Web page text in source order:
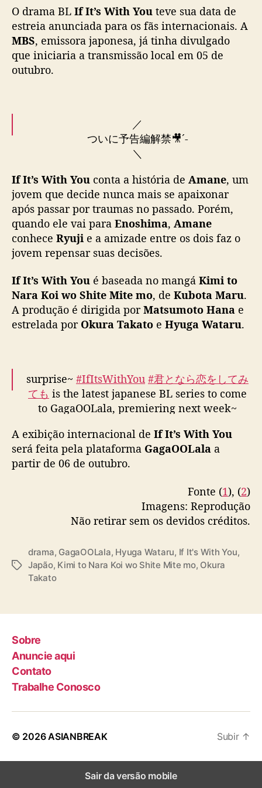
”
g
a
h
d
s
t
r
e
i
a
T
V
j
s
a
e
a
G
O
L
l
a
O drama BL If It’s With You teve sua data de
estreia anunciada para os fãs internacionais. A
MBS, emissora japonesa, já tinha divulgado
que iniciaria a transmissão local em 05 de
outubro.
／
ついに予告編解禁🎥´-
＼
なら恋の世界観が凝縮された
予告編をお届け🍃
江の島を舞台に爽やかで
まばゆく甘酸っぱい物語をお楽しみに✨
#大倉空人(#原因は自分にある。)
pic.twitter.com/ba2ojrsXbB
— TVドラマ「君となら恋をしてみても」【公
If It’s With You conta a história de Amane, um
jovem que decide nunca mais se apaixonar
após passar por traumas no passado. Porém,
quando ele vai para Enoshima, Amane
conhece Ryuji e a amizade entre os dois faz o
jovem repensar suas decisões.
If It’s With You é baseada no mangá Kimi to
Nara Koi wo Shite Mite mo, de Kubota Maru.
A produção é dirigida porMatsumoto Hana e
estrelada por Okura Takato e Hyuga Wataru.
surprise~ #IfItsWithYou #君となら恋をしてみ
ても is the latest japanese BL series to come
to GagaOOLala, premiering next week~
available october 6th and globally (except
🇯🇵🇰🇷🇹🇼)pic.twitter.com/itqX4kknpl
A exibição internacional de If It’s With You
será feita pela plataforma GagaOOLala a
partir de 06 de outubro.
Fonte (1), (2)
Imagens: Reprodução
Não retirar sem os devidos créditos.
T
drama, GagaOOLala, Hyuga Wataru, If It's With You,
Japão, Kimi to Nara Koi wo Shite Mite mo, Okura
Takato
Sobre
Anuncie aqui
Contato
Trabalhe Conosco
© 2026ASIANBREAK Subir ↑
Sair da versão mobile